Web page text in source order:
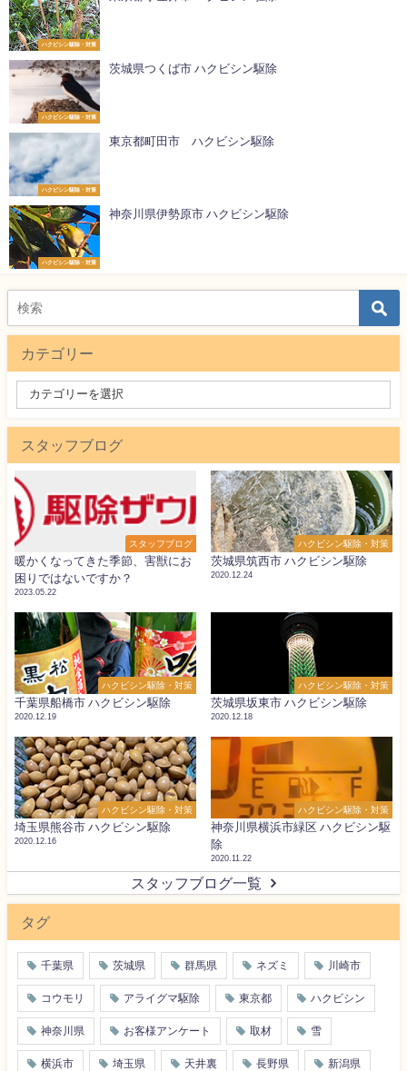
ハクビシン駆除・対策
ハクビシン駆除・対策
茨城県つくば市 ハクビシン駆除
ハクビシン駆除・対策
東京都町田市 ハクビシン駆除
ハクビシン駆除・対策
神奈川県伊勢原市 ハクビシン駆除
カテゴリー
スタッフブログ
スタッフブログ
暖かくなってきた季節、害獣にお
困りではないですか？
2023.05.22
ハクビシン駆除・対策
茨城県筑西市 ハクビシン駆除
2020.12.24
ハクビシン駆除・対策
千葉県船橋市 ハクビシン駆除
2020.12.19
ハクビシン駆除・対策
茨城県坂東市 ハクビシン駆除
2020.12.18
ハクビシン駆除・対策
埼玉県熊谷市 ハクビシン駆除
2020.12.16
ハクビシン駆除・対策
神奈川県横浜市緑区 ハクビシン駆
除
2020.11.22
スタッフブログ一覧
タグ
千葉県 茨城県 群馬県 ネズミ 川崎市
コウモリ アライグマ駆除 東京都 ハクビシン
神奈川県 お客様アンケート 取材 雪
横浜市 埼玉県 天井裏 長野県 新潟県